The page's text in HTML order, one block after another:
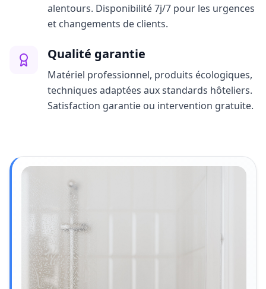
alentours. Disponibilité 7j/7 pour les urgences
et changements de clients.
Qualité garantie
Matériel professionnel, produits écologiques,
techniques adaptées aux standards hôteliers.
Satisfaction garantie ou intervention gratuite.